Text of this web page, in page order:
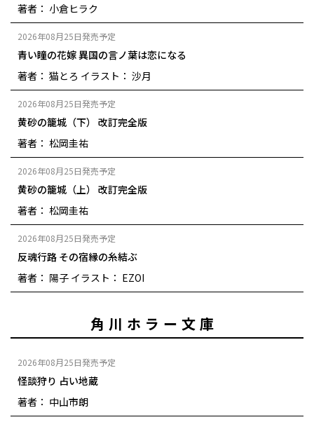
著者： 小倉ヒラク
2026年08月25日発売予定
青い瞳の花嫁 異国の言ノ葉は恋になる
著者： 猫とろ イラスト： 沙月
2026年08月25日発売予定
黄砂の籠城（下） 改訂完全版
著者： 松岡圭祐
2026年08月25日発売予定
黄砂の籠城（上） 改訂完全版
著者： 松岡圭祐
2026年08月25日発売予定
反魂行路 その宿縁の糸結ぶ
著者： 陽子 イラスト： EZOI
角川ホラー文庫
2026年08月25日発売予定
怪談狩り 占い地蔵
著者： 中山市朗